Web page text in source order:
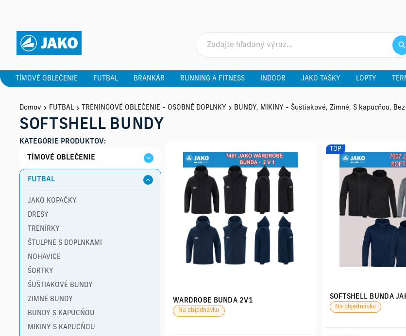
TÍMOVÉ OBLEČENIE FUTBAL BRANKÁR RUNNING A FITNESS INDOOR JAKO TAŠKY LOPTY
Domov FUTBAL TRÉNINGOVÉ OBLEČENIE - OSOBNÉ DOPLNKY BUNDY, MIKINY - Šuštiakové, Zimné, S kapucňou,
SOFTSHELL BUNDY
KATEGÓRIE PRODUKTOV:
TÍMOVÉ OBLEČENIE
FUTBAL
JAKO KOPAČKY
DRESY
TRENÍRKY
ŠTULPNE S DOPLNKAMI
NOHAVICE
ŠORTKY
ŠUŠTIAKOVÉ BUNDY
ZIMNÉ BUNDY
BUNDY S KAPUCŇOU
MIKINY S KAPUCŇOU
WARDROBE BUNDA 2V1
Na objednávku
TOP
SOFTSHELL BUNDA
Na objednávku